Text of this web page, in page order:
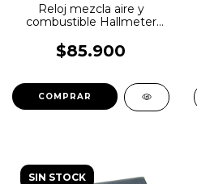
Reloj mezcla aire y
combustible Hallmeter
$85.900
SIN STOCK